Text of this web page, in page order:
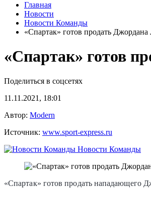
Главная
Новости
Новости Команды
«Спартак» готов продать
«Спартак» готов
Поделиться в соцсетях
11.11.2021, 18:01
Автор: Modern
Источник: www.sport-express.ru
Новости Команды
«Спартак» готов продать нападающего